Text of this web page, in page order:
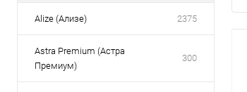
Alize (Ализе) 2375
Astra Premium (Астра
Премиум)
300